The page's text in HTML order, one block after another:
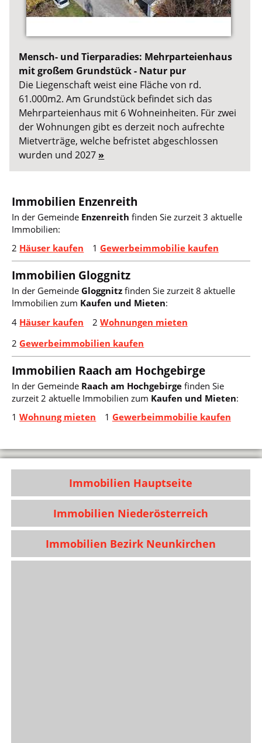
Mensch- und Tierparadies: Mehrparteienhaus
mit großem Grundstück - Natur pur
Die Liegenschaft weist eine Fläche von rd.
61.000m2. Am Grundstück befindet sich das
Mehrparteienhaus mit 6 Wohneinheiten. Für zwei
der Wohnungen gibt es derzeit noch aufrechte
Mietverträge, welche befristet abgeschlossen
wurden und 2027 »
Immobilien Enzenreith
In der Gemeinde Enzenreith finden Sie zurzeit 3 aktuelle
Immobilien:
2 Häuser kaufen 1 Gewerbeimmobilie kaufen
Immobilien Gloggnitz
In der GemeindeGloggnitz finden Sie zurzeit 8 aktuelle
Immobilien zum Kaufen und Mieten:
4 Häuser kaufen 2 Wohnungen mieten
2Gewerbeimmobilien kaufen
Immobilien Raach am Hochgebirge
In der Gemeinde Raach am Hochgebirge finden Sie
zurzeit 2 aktuelle Immobilien zum Kaufen und Mieten:
1Wohnung mieten 1 Gewerbeimmobilie kaufen
Immobilien Hauptseite
Immobilien Niederösterreich
Immobilien Bezirk Neunkirchen